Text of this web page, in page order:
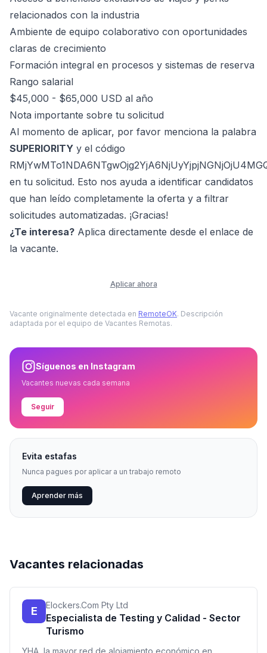
relacionados con la industria
Ambiente de equipo colaborativo con oportunidades
claras de crecimiento
Formación integral en procesos y sistemas de reserva
Rango salarial
$45,000 - $65,000 USD al año
Nota importante sobre tu solicitud
Al momento de aplicar, por favor menciona la palabra
SUPERIORITY y el código
en tu solicitud. Esto nos ayuda a identificar candidatos
que han leído completamente la oferta y a filtrar
solicitudes automatizadas. ¡Gracias!
¿Te interesa? Aplica directamente desde el enlace de
la vacante.
Aplicar ahora
Vacante originalmente detectada en RemoteOK. Descripción
adaptada por el equipo de Vacantes Remotas.
Síguenos en Instagram
Vacantes nuevas cada semana
Seguir
Evita estafas
Nunca pagues por aplicar a un trabajo remoto
Aprender más
Vacantes relacionadas
E Elockers.Com Pty Ltd
Especialista de Testing y Calidad - Sector
Turismo
YHA, la mayor red de alojamiento económico en